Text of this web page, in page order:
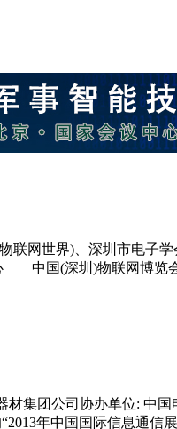
网世界)、深圳市电子
中国(深圳)物联网博览
集团公司协办单位: 中
年中国国际信息通信